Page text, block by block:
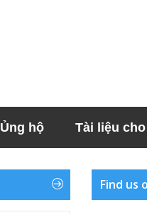
Ủng hộ Tài liệu
Find us